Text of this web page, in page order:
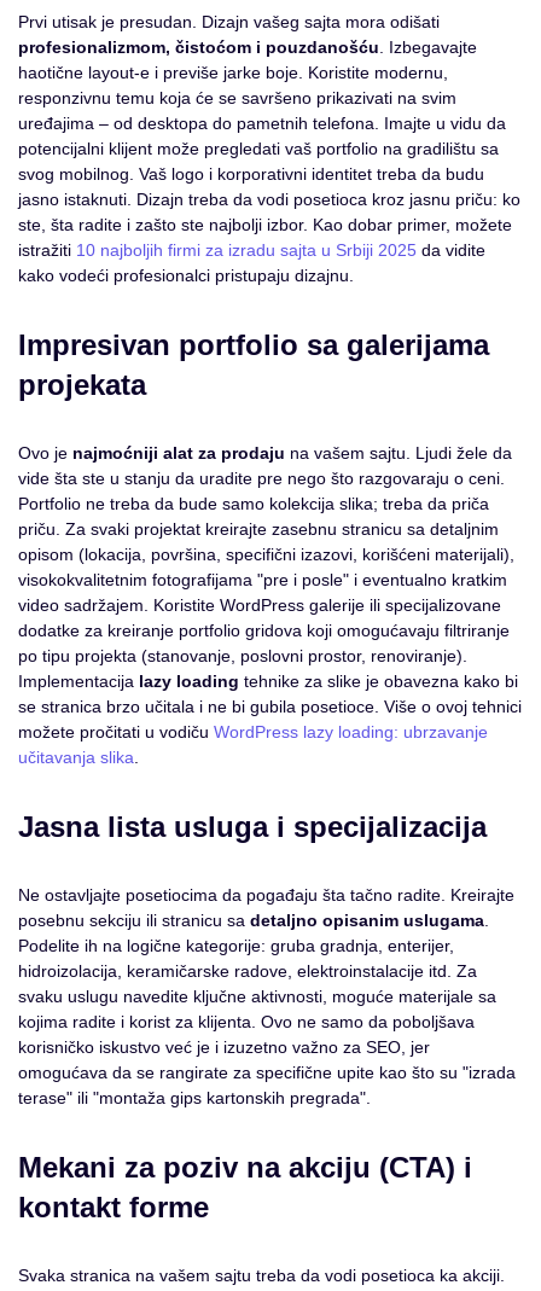
Prvi utisak je presudan. Dizajn vašeg sajta mora odišati
profesionalizmom, čistoćom i pouzdanošću . Izbegavajte
haotične layout-e i previše jarke boje. Koristite modernu,
responzivnu temu koja će se savršeno prikazivati na svim
uređajima – od desktopa do pametnih telefona. Imajte u vidu da
potencijalni klijent može pregledati vaš portfolio na gradilištu sa
svog mobilnog. Vaš logo i korporativni identitet treba da budu
jasno istaknuti. Dizajn treba da vodi posetioca kroz jasnu priču: ko
ste, šta radite i zašto ste najbolji izbor. Kao dobar primer, možete
istražiti 10 najboljih firmi za izradu sajta u Srbiji 2025 da vidite
kako vodeći profesionalci pristupaju dizajnu.
Impresivan portfolio sa galerijama
projekata
Ovo je najmoćniji alat za prodaju na vašem sajtu. Ljudi žele da
vide šta ste u stanju da uradite pre nego što razgovaraju o ceni.
Portfolio ne treba da bude samo kolekcija slika; treba da priča
priču. Za svaki projektat kreirajte zasebnu stranicu sa detaljnim
opisom (lokacija, površina, specifični izazovi, korišćeni materijali),
visokokvalitetnim fotografijama "pre i posle" i eventualno kratkim
video sadržajem. Koristite WordPress galerije ili specijalizovane
dodatke za kreiranje portfolio gridova koji omogućavaju filtriranje
po tipu projekta (stanovanje, poslovni prostor, renoviranje).
Implementacija lazy loading tehnike za slike je obavezna kako bi
se stranica brzo učitala i ne bi gubila posetioce. Više o ovoj tehnici
možete pročitati u vodiču WordPress lazy loading: ubrzavanje
učitavanja slika
Jasna lista usluga i specijalizacija
Ne ostavljajte posetiocima da pogađaju šta tačno radite. Kreirajte
posebnu sekciju ili stranicu sa detaljno opisanim uslugama
Podelite ih na logične kategorije: gruba gradnja, enterijer,
hidroizolacija, keramičarske radove, elektroinstalacije itd. Za
svaku uslugu navedite ključne aktivnosti, moguće materijale sa
kojima radite i korist za klijenta. Ovo ne samo da poboljšava
korisničko iskustvo već je i izuzetno važno za SEO, jer
omogućava da se rangirate za specifične upite kao što su "izrada
terase" ili "montaža gips kartonskih pregrada".
Mekani za poziv na akciju (CTA) i
kontakt forme
Svaka stranica na vašem sajtu treba da vodi posetioca ka akciji.